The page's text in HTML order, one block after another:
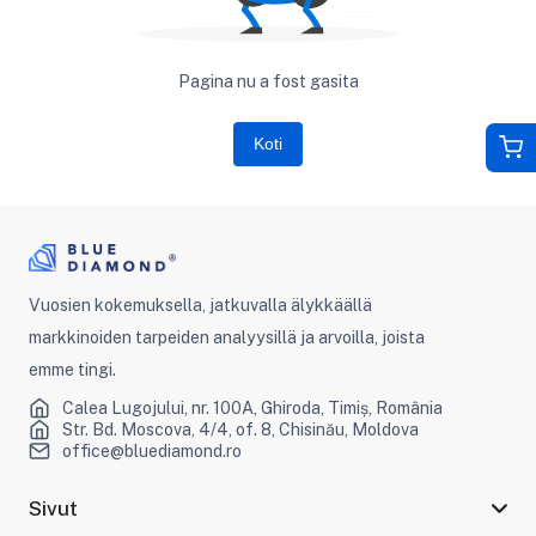
Pagina nu a fost gasita
Koti
Vuosien kokemuksella, jatkuvalla älykkäällä
markkinoiden tarpeiden analyysillä ja arvoilla, joista
emme tingi.
Calea Lugojului, nr. 100A, Ghiroda, Timiș, România
Str. Bd. Moscova, 4/4, of. 8, Chisinău, Moldova
office@bluediamond.ro
Sivut